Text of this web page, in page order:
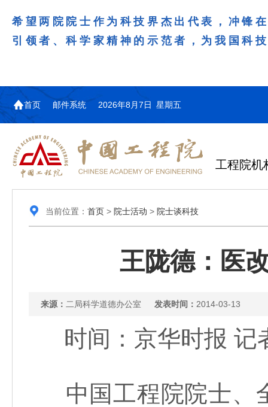
希望两院院士作为科技界杰出代表，冲锋
引领者、科学家精神的示范者，为我国科
首页 邮件系统 2026年8月7日 星期五
工程院机
当前位置： 首页> 院士活动 > 院士谈科技
王陇德：医
来源： 二局科学道德办公室 发表时间： 2014-03-13
时间：京华时报 记
中国工程院院士、